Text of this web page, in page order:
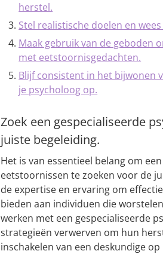
herstel.
Stel realistische doelen en
Maak gebruik van de geboden
met eetstoornisgedachten.
Blijf consistent in het bijwonen
je psycholoog op.
Zoek een gespecialiseerde
juiste begeleiding.
Het is van essentieel belang om
eetstoornissen te zoeken voor de
de expertise en ervaring om
bieden aan individuen die
werken met een gespecialiseerde
strategieën verwerven om hun
inschakelen van een deskundige